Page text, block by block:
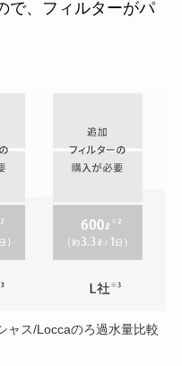
で、フィルターがパ
ャス/Loccaのろ過水量比較